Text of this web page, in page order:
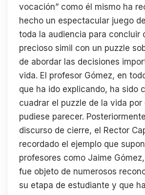
vocación” como él mismo ha
hecho un espectacular juego
toda la audiencia para concluir
precioso simil con un puzzle
de abordar las decisiones
vida. El profesor Gómez, en
que ha ido explicando, ha sido
cuadrar el puzzle de la vida por
pudiese parecer.
discurso de cierre, el Rector
recordado el ejemplo que
profesores como Jaime
fue objeto de numerosos
su etapa de estudiante y que